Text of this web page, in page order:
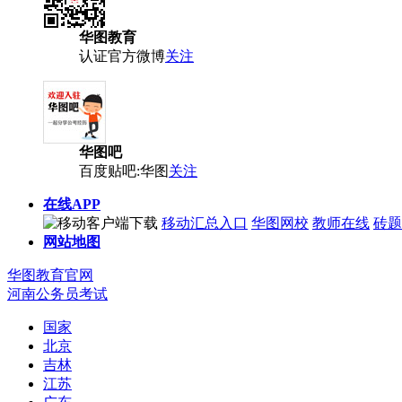
华图教育
认证官方微博关注
华图吧
百度贴吧:华图关注
在线APP
移动汇总入口 华图网校 教师在线 砖
网站地图
华图教育官网
河南公务员考试
国家
北京
吉林
江苏